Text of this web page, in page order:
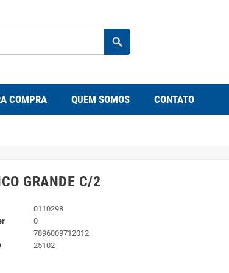
search
COMPRA QUEM SOMOS CONTATO
GRANDE C/2
0110298
0
7896009712012
25102